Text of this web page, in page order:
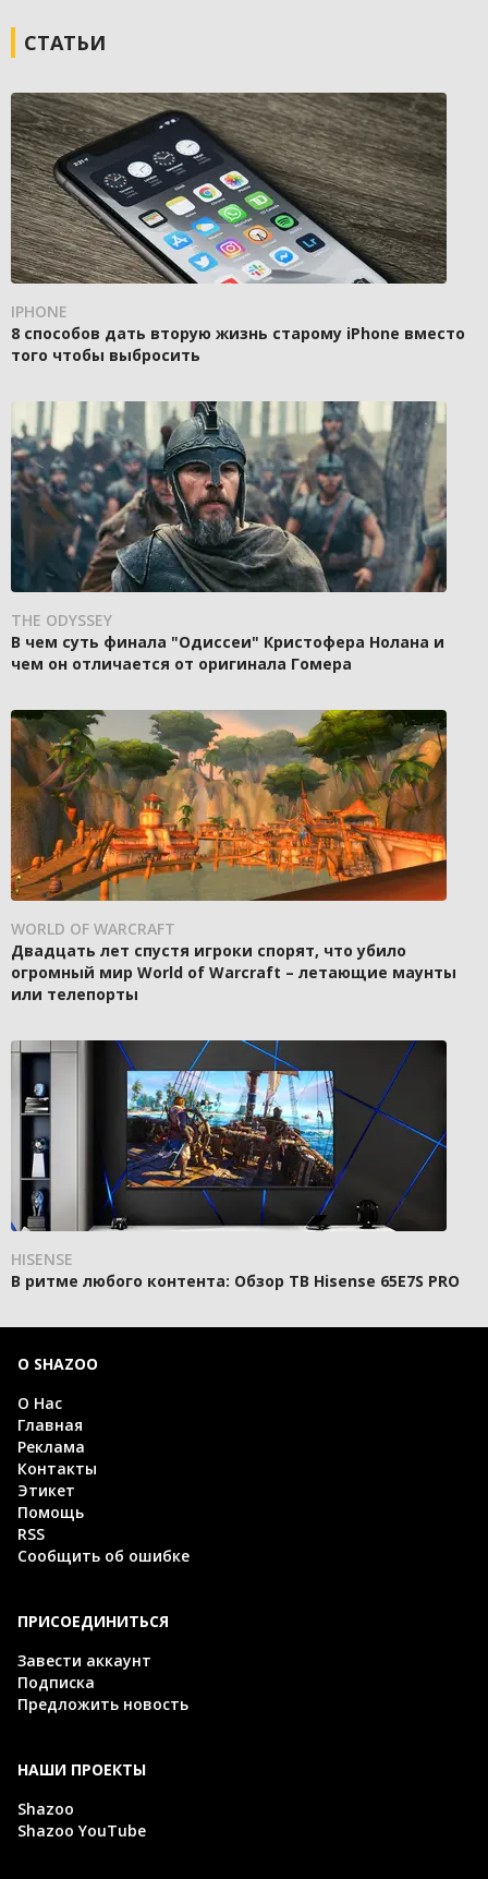
СТАТЬИ
IPHONE
8 способов дать вторую жизнь старому iPhone вместо
того чтобы выбросить
THE ODYSSEY
В чем суть финала "Одиссеи" Кристофера Нолана и
чем он отличается от оригинала Гомера
WORLD OF WARCRAFT
Двадцать лет спустя игроки спорят, что убило
огромный мир World of Warcraft – летающие маунты
или телепорты
HISENSE
В ритме любого контента: Обзор ТВ Hisense 65E7S PRO
О SHAZOO
О Нас
Главная
Реклама
Контакты
Этикет
Помощь
RSS
Сообщить об ошибке
ПРИСОЕДИНИТЬСЯ
Завести аккаунт
Подписка
Предложить новость
НАШИ ПРОЕКТЫ
Shazoo
Shazoo YouTube